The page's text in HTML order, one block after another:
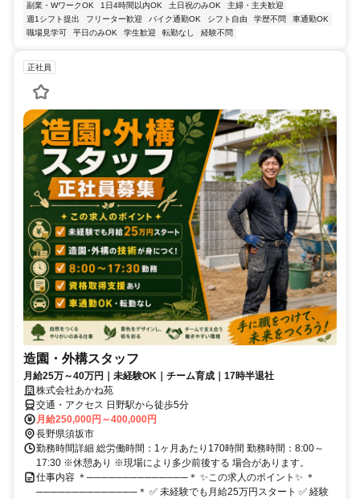
副業・WワークOK
1日4時間以内OK 土日祝のみOK
主婦・主夫歓迎
週1シフト提出
フリーター歓迎 バイク通勤OK シフト自由 学歴不問
車通勤OK
職場見学可
平日のみOK 学生歓迎 転勤なし 経験不問
正社員
造園・外構スタッフ
月給25万～40万円｜未経験OK｜チーム育成｜17時半退社
株式会社あかね苑
交通・アクセス 日野駅から徒歩5分
月給250,000円～400,000円
長野県須坂市
勤務時間詳細 総労働時間：1ヶ月あたり170時間 勤務時間：8:00～
17:30 ※休憩あり ※現場により多少前後する 場合があります。
仕事内容 ＊──────────────＊ ✨この求人のポイント✨ ＊
──────────────＊ ✅ 未経験でも月給25万円スタート ✅ 経験